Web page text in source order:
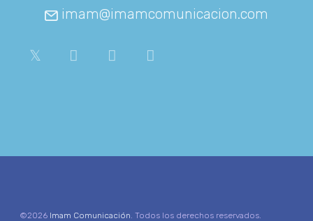
imam@imamcomunicacion.com
©2026 Imam Comunicación . Todos los derechos reservados.